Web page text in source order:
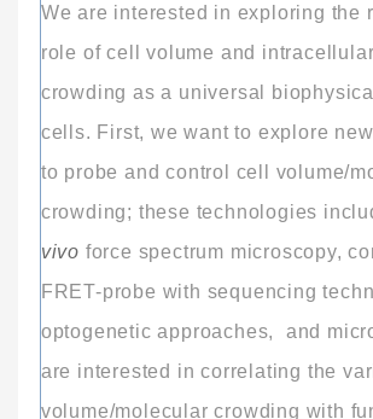
We are interested in exploring the
role of cell volume and
crowding as a universal
cells. First, we want to explore
to probe and control cell volume/
crowding; these technologies
vivo force spectrum microscopy,
FRET-probe with sequencing
optogenetic approaches, and
are interested in correlating the
volume/molecular crowding with